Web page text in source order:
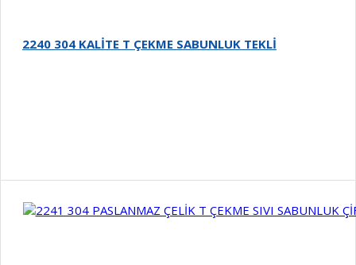
2240 304 KALİTE T ÇEKME SABUNLUK TEKLİ